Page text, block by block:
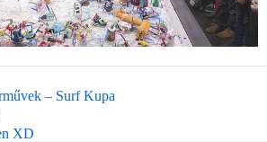
– Surf Kupa
XD